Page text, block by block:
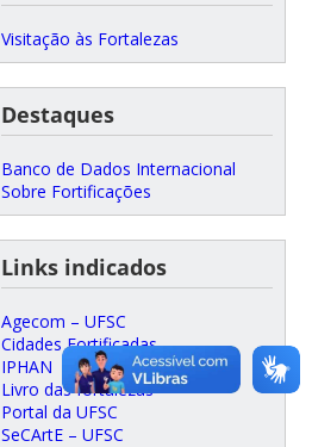
Visitação às Fortalezas
Destaques
Banco de Dados Internacional
Sobre Fortificações
Links indicados
Agecom – UFSC
Cidades Fortificadas
IPHAN
Livro das fortalezas
Portal da UFSC
SeCArtE – UFSC